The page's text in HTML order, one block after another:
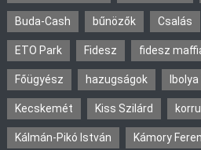
Buda-Cash bűnözők Csalás
ETO Park Fidesz fidesz
Főügyész hazugságok
Kecskemét Kiss Szilárd
Kálmán-Pikó István Kámory